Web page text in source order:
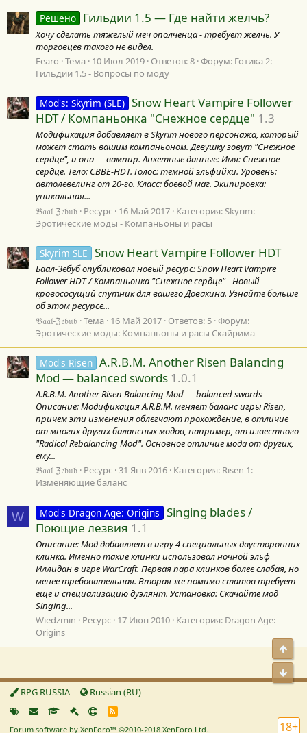
Решено Гильдии 1.5 — Где найти желчь?
Хочу сделать тяжелый меч ополченца - требует желчь. У
торговцев такого не видел.
Fearo Тема 10 Июл 2019 Ответов: 8 Форум: Готика 2:
Гильдии 1.5 - Вопросы по моду
Mod's: Skyrim (SLE) Snow Heart Vampire Follower
HDT / Компаньонка "Снежное сердце" 1.3
Модификация добавляет в Skyrim нового персонажа, который
может стать вашим компаньоном. Девушку зовут "Снежное
сердце", и она — вампир. Анкетные данные: Имя: Снежное
сердце. Тело: CBBE-HDT. Голос: темной эльфийки. Уровень:
автолевелинг от 20-го. Класс: боевой маг. Экипировка:
уникальная...
𝔅𝔞𝔞𝔩-ℨ𝔢𝔟𝔲𝔟 Ресурс 16 Май 2017 Категория:Skyrim:
Эротические моды - Компаньоны и расы
Skyrim SLE Snow Heart Vampire Follower HDT
Баал-Зебуб опубликовал новый ресурс: Snow Heart Vampire
Follower HDT / Компаньонка "Снежное сердце" - Новый
кровососущий спутник для вашего Довакина. Узнайте больше
об этом ресурсе...
𝔅𝔞𝔞𝔩-ℨ𝔢𝔟𝔲𝔟 Тема 16 Май 2017 Ответов: 5 Форум:
Эротические моды: Компаньоны и расы Скайрима
Mod's Risen A.R.B.M. Another Risen Balancing
Mod — balanced swords 1.0.1
A.R.B.M. Another Risen Balancing Mod — balanced swords
Описание: Модификация A.R.B.M. меняет баланс игры Risen,
причем эти изменения облегчают прохождение, в отличие
от многих других балансных модов, например, от известного
"Radical Rebalancing Mod". Основное отличие мода от других,
ему...
𝔅𝔞𝔞𝔩-ℨ𝔢𝔟𝔲𝔟 Ресурс 31 Янв 2016 Категория: Risen 1:
Изменяющие баланс
W Mod's Dragon Age: Origins Singing blades /
Поющие лезвия 1.1
Описание: Мод добавляет в игру 4 специальных двусторонних
клинка. Именно такие клинки использовал ночной эльф
Иллидан в игре WarCraft. Первая пара клинков более слабая, но
менее требовательная. Вторая же помимо статов требует
ещё и специализацию дуэлянт. Установка: Скачайте мод
Singing...
Wiedzmin
Ресурс 17 Июн 2010 Категория: Dragon Age:
Origins
RPG RUSSIA Russian (RU)
R
S
18+
Forum software by XenForo™ ©2010-2018 XenForo Ltd.